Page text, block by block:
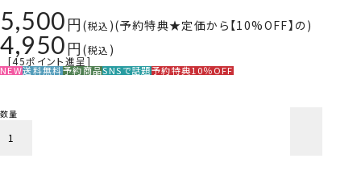
5,500 税込 予約特典★定価から【10%OFF】の
4,950
税込
[45ポイント進呈]
NEW送料無料予約商品SNSで話題予約特典10％OFF